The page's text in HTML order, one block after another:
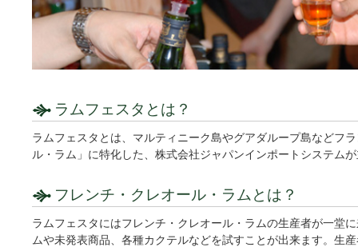
ラムフェスタとは？
ラムフェスタとは、マルティニーク島やグアダループ島などフ
ル・ラム」に特化した、株式会社ジャパンインポートシステム
フレンチ・クレオール・ラムとは？
ラムフェスタにはフレンチ・クレオール・ラムの生産者が一堂
ムや未発表商品、各種カクテルなどを試すことが出来ます。生